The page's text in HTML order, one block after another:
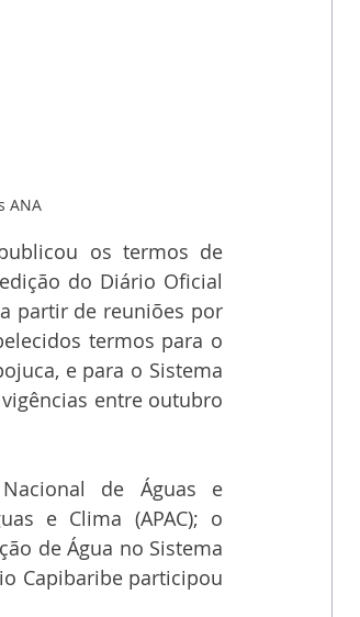
ANA
os termos de
do Diário Oficial
partir de reuniões por
termos para o
e para o Sistema
entre outubro
de Águas e
e Clima (APAC); o
de Água no Sistema
Capibaribe participou